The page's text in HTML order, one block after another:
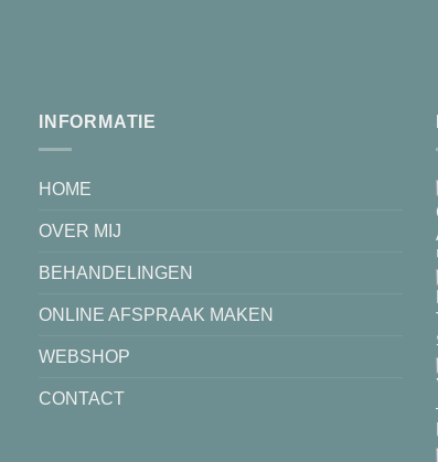
INFORMATIE
HOME
OVER MIJ
BEHANDELINGEN
ONLINE AFSPRAAK MAKEN
WEBSHOP
CONTACT